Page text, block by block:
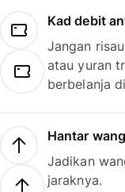
Kad debit
Jangan
atau yuran
berbelanja
Hantar
Jadikan
jaraknya.